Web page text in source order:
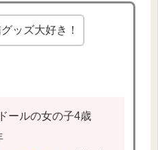
ッズ大好き！
ールの女の子4歳